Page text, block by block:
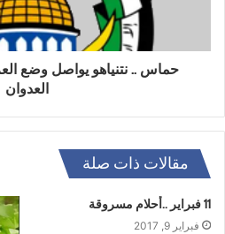
حماس .. نتنياهو يواصل وضع
العدوان
مقالات ذات صلة
11 فبراير ..أحلام مسروقة
فبراير 9, 2017